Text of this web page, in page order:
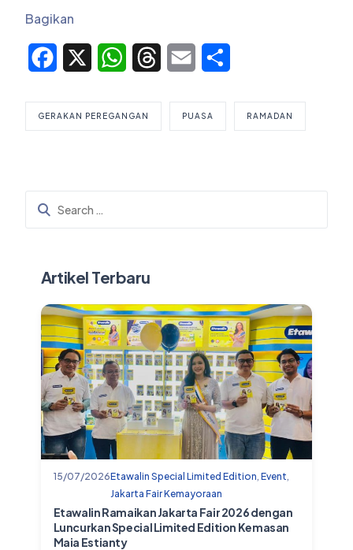
Bagikan
Facebook WhatsAppThreadsEmail
GERAKAN PEREGANGAN PUASA RAMADAN
Artikel Terbaru
15/07/2026Etawalin Special Limited Edition Event
Jakarta Fair Kemayoraan
Etawalin Ramaikan Jakarta Fair 2026 dengan
Luncurkan Special Limited Edition Kemasan
Maia Estianty